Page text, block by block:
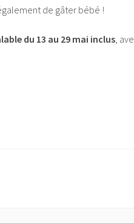
de gâter bébé !
du 13 au 29 mai inclus,